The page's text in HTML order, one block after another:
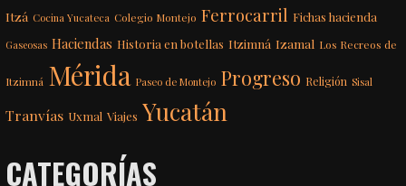
Itzá Cocina Yucateca Colegio Montejo Ferrocarril Fichas hacienda
Gaseosas Haciendas Historia en botellas Itzimná Izamal Los Recreos de
Itzimná Mérida Paseo de Montejo Progreso Religión Sisal
Tranvías Uxmal Viajes Yucatán
CATEGORÍAS